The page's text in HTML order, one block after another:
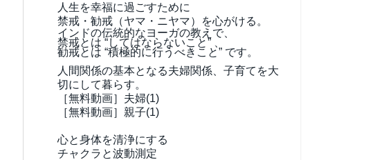
人生を幸福に過ごすために
禁戒・勧戒（ヤマ・ニヤマ）を心がける。
インドの伝統的なヨーガの教えで、
禁戒とは “してはならないこと” 、
勧戒とは “積極的に行うべきこと” です。
人間関係の基本となる夫婦関係、子育てを大
切にして暮らす。
［無料動画］夫婦(1)
［無料動画］親子(1)
心と身体を清浄にする
チャクラと波動測定